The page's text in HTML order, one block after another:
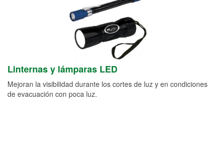
Linternas y lámparas LED
Mejoran la visibilidad durante los cortes de luz y en condiciones
de evacuación con poca luz.